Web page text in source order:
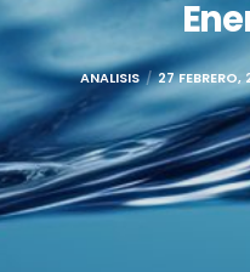
ANALISIS 27